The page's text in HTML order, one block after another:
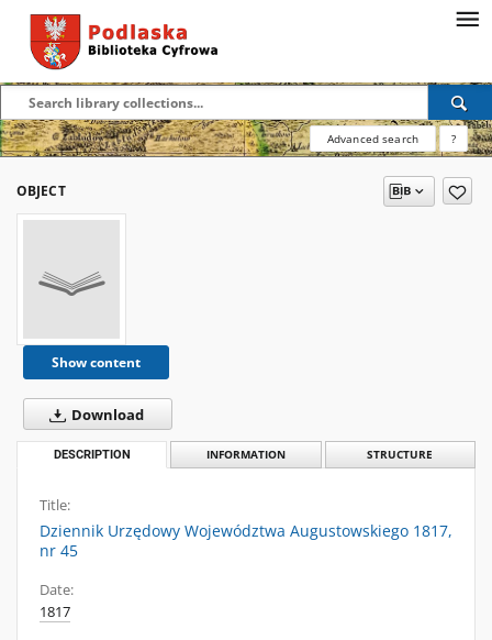
Advanced search ?
OBJECT
Show content
Download
DESCRIPTION INFORMATION STRUCTURE
Title:
Dziennik Urzędowy Województwa Augustowskiego 1817,
nr 45
Date:
1817